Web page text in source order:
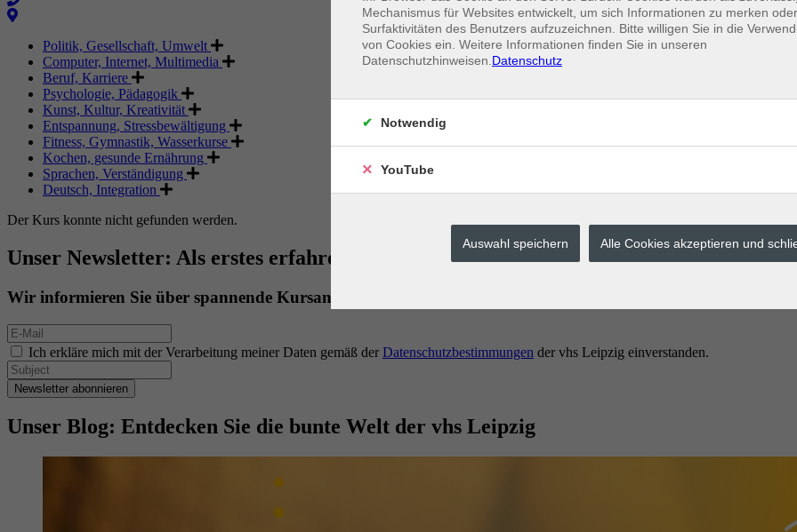
Politik, Gesellschaft, Umwelt
Computer, Internet, Multimedia
Beruf, Karriere
Psychologie, Pädagogik
Kunst, Kultur, Kreativität
Entspannung, Stressbewältigung
Fitness, Gymnastik, Wasserkurse
Kochen, gesunde Ernährung
Sprachen, Verständigung
Deutsch, Integration
Der Kurs konnte nicht gefunden werden.
Unser Newsletter: Als erstes erfahren. Als erstes buchen.
Wir informieren Sie über spannende Kursangebote.
Ich erkläre mich mit der Verarbeitung meiner Daten gemäß der Datenschutzbestimmungen der vhs Leipzig einverstanden.
Newsletter abonnieren
Unser Blog: Entdecken Sie die bunte Welt der vhs Leipzig
Mechanismus für Websites entwickelt, um sich Informationen zu merken
Surfaktivitäten des Benutzers aufzuzeichnen. Bitte willigen Sie in die
von Cookies ein. Weitere Informationen finden Sie in unseren
Datenschutzhinweisen. Datenschutz
Notwendig
YouTube
Auswahl speichern Alle Cookies akzeptieren und